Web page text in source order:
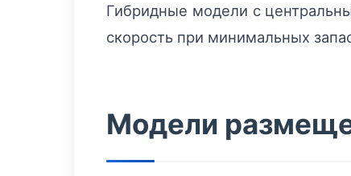
Гибридные модели с
скорость при минимальных
Модели